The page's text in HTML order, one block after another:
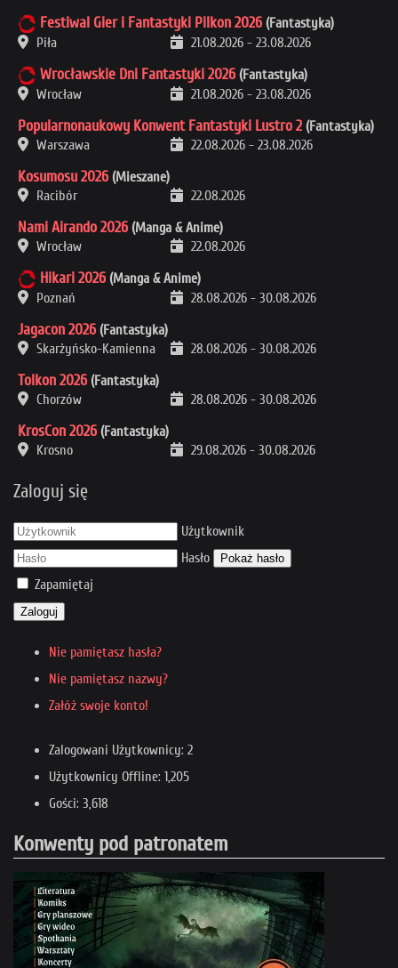
Festiwal Gier i Fantastyki Pilkon 2026 (Fantastyka)
Piła
21.08.2026 - 23.08.2026
Wrocławskie Dni Fantastyki 2026 (Fantastyka)
Wrocław
21.08.2026 - 23.08.2026
Popularnonaukowy Konwent Fantastyki Lustro 2 (Fantastyka)
Warszawa
22.08.2026 - 23.08.2026
Kosumosu 2026 (Mieszane)
Racibór
22.08.2026
Nami Airando 2026 (Manga & Anime)
Wrocław
22.08.2026
Hikari 2026 (Manga & Anime)
Poznań
28.08.2026 - 30.08.2026
Jagacon 2026 (Fantastyka)
Skarżyńsko-Kamienna
28.08.2026 - 30.08.2026
Tolkon 2026 (Fantastyka)
Chorzów
28.08.2026 - 30.08.2026
KrosCon 2026 (Fantastyka)
Krosno
29.08.2026 - 30.08.2026
Zaloguj się
Użytkownik
Hasło
Pokaż hasło
Zapamiętaj
Zaloguj
Nie pamiętasz hasła?
Nie pamiętasz nazwy?
Załóż swoje konto!
Zalogowani Użytkownicy: 2
Użytkownicy Offline: 1,205
Gości: 3,618
Konwenty pod patronatem